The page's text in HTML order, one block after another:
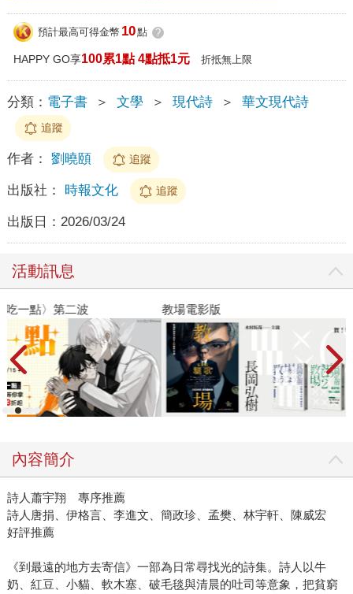
預計最高可得金幣 10點 ?
HAPPY GO享100累1點 4點抵1元 折抵無上限
分類： 電子書 ＞ 文學 ＞ 現代詩 ＞ 華文現代詩
追蹤
作者： 劉曉頤 追蹤
出版社： 時報文化 追蹤
出版日： 2026/03/24
活動訊息
教場電影版
內容簡介
詩人蕭宇翔 專序推薦
詩人唐捐、伊格言、李進文、簡政珍、孟樊、林宇軒、陳威宏
好評推薦
《到最遠的地方去寄信》一部為日常尋找光的詩集。詩人以牛
奶、紅豆、小貓、軟木塞、破毛毯與清晨的吐司等意象，把貧窮